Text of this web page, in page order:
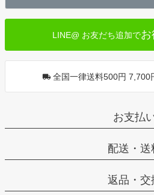
LINE@ お友だち追加で
全国一律送料500円 7,700
お支払
配送・送
返品・交